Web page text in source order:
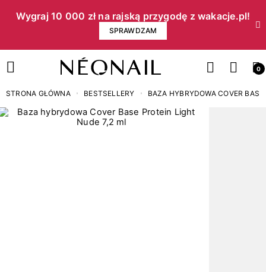
Wygraj 10 000 zł na rajską przygodę z wakacje.pl!​
SPRAWDZAM
0
STRONA GŁÓWNA BESTSELLERY BAZA HYBRYDOWA COVER